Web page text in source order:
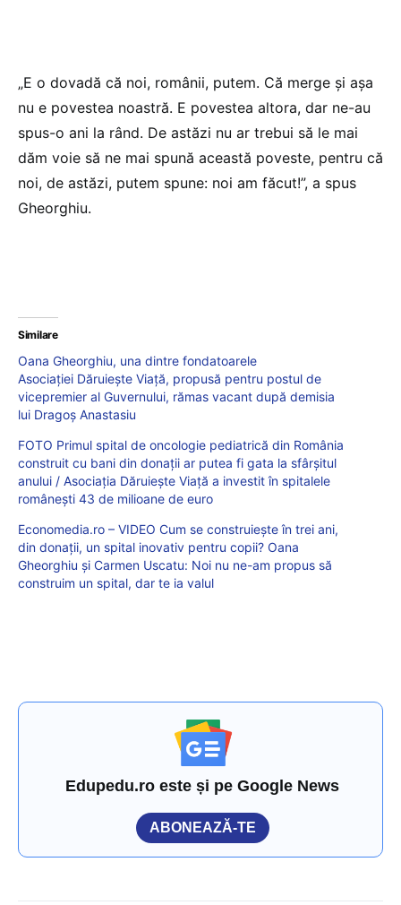
„E o dovadă că noi, românii, putem. Că merge și așa
nu e povestea noastră. E povestea altora, dar ne-au
spus-o ani la rând. De astăzi nu ar trebui să le mai
dăm voie să ne mai spună această poveste, pentru că
noi, de astăzi, putem spune: noi am făcut!”, a spus
Gheorghiu.
Similare
Oana Gheorghiu, una dintre fondatoarele
Asociației Dăruiește Viață, propusă pentru postul de
vicepremier al Guvernului, rămas vacant după demisia
lui Dragoș Anastasiu
FOTO Primul spital de oncologie pediatrică din România
construit cu bani din donații ar putea fi gata la sfârșitul
anului / Asociația Dăruiește Viață a investit în spitalele
românești 43 de milioane de euro
Economedia.ro – VIDEO Cum se construiește în trei ani,
din donații, un spital inovativ pentru copii? Oana
Gheorghiu și Carmen Uscatu: Noi nu ne-am propus să
construim un spital, dar te ia valul
Edupedu.ro este și pe Google News
ABONEAZĂ-TE